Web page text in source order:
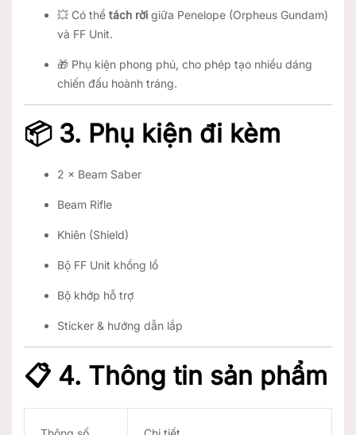
💥 Có thể tách rời giữa Penelope (Orpheus Gundam)
và FF Unit.
🎁 Phụ kiện phong phú, cho phép tạo nhiều dáng
chiến đấu hoành tráng.
📦 3. Phụ kiện đi kèm
2 × Beam Saber
Beam Rifle
Khiên (Shield)
Bộ FF Unit khổng lồ
Bộ khớp hỗ trợ
Sticker & hướng dẫn lắp
📋 4. Thông tin sản phẩm